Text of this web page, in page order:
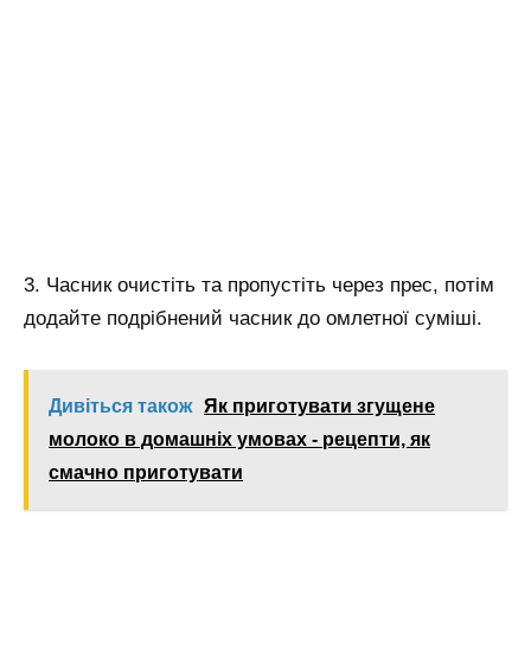
3. Часник очистіть та пропустіть через прес, потім
додайте подрібнений часник до омлетної суміші.
Дивіться також Як приготувати згущене
молоко в домашніх умовах - рецепти, як
смачно приготувати